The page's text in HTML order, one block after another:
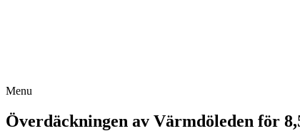
Menu
Överdäckningen av Värmdöleden för